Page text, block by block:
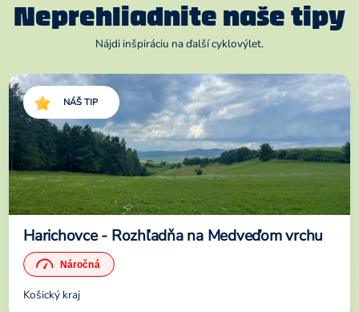
Neprehliadnite naše tipy
Nájdi inšpiráciu na ďalší cyklovýlet.
NÁŠ TIP
Harichovce - Rozhľadňa na Medveďom vrchu
Košický kraj